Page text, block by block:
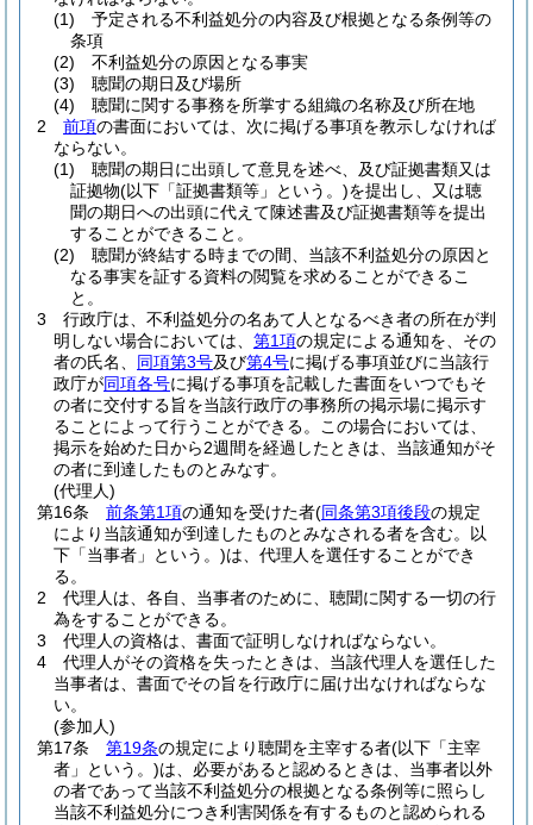
(1)
予定される不利益処分の内容及び根拠となる条例等の
条項
(2)
不利益処分の原因となる事実
(3)
聴聞の期日及び場所
(4)
聴聞に関する事務を所掌する組織の名称及び所在地
2
前項の書面においては、次に掲げる事項を教示しなければ
ならない。
(1)
聴聞の期日に出頭して意見を述べ、及び証拠書類又は
証拠物(以下「証拠書類等」という。)を提出し、又は聴
聞の期日への出頭に代えて陳述書及び証拠書類等を提出
することができること。
(2)
聴聞が終結する時までの間、当該不利益処分の原因と
なる事実を証する資料の閲覧を求めることができるこ
と。
3
行政庁は、不利益処分の名あて人となるべき者の所在が判
明しない場合においては、 第1項の規定による通知を、その
者の氏名、 同項第3号及び第4号に掲げる事項並びに当該行
政庁が同項各号に掲げる事項を記載した書面をいつでもそ
の者に交付する旨を当該行政庁の事務所の掲示場に掲示す
ることによって行うことができる。
この場合においては、
掲示を始めた日から2週間を経過したときは、当該通知がそ
の者に到達したものとみなす。
(代理人)
第16条
前条第1項の通知を受けた者(同条第3項後段の規定
により当該通知が到達したものとみなされる者を含む。以
下「当事者」という。)は、代理人を選任することができ
る。
2
代理人は、各自、当事者のために、聴聞に関する一切の行
為をすることができる。
3
代理人の資格は、書面で証明しなければならない。
4
代理人がその資格を失ったときは、当該代理人を選任した
当事者は、書面でその旨を行政庁に届け出なければならな
い。
(参加人)
第17条
第19条の規定により聴聞を主宰する者(以下「主宰
者」という。)は、必要があると認めるときは、当事者以外
の者であって当該不利益処分の根拠となる条例等に照らし
当該不利益処分につき利害関係を有するものと認められる